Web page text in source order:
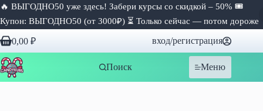
🔥 ВЫГОДНО50 уже здесь! Забери курсы со скидкой – 50% 🎟
Купон: ВЫГОДНО50 (от 3000₽) ⏳ Только сейчас — потом дороже
Перейти
к
сути
Корзина
0,00 ₽ вход/регистрация
Поиск Меню